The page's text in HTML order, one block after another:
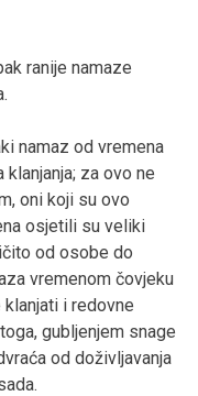
ranije namaze
namaz od vremena
za ovo ne
oni koji su ovo
osjetili su veliki
od osobe do
vremenom čovjeku
i redovne
gubljenjem snage
od doživljavanja